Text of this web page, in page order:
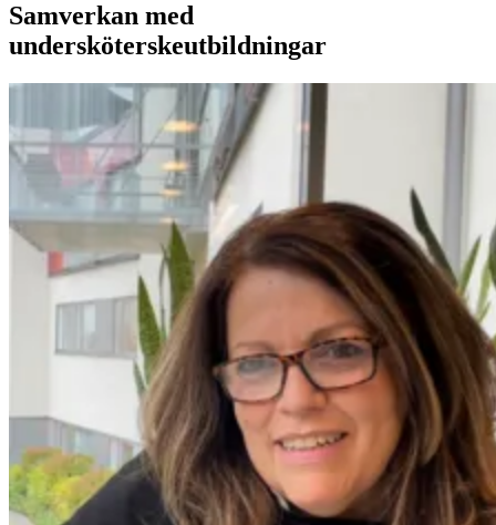
Samverkan med
undersköterskeutbildningar